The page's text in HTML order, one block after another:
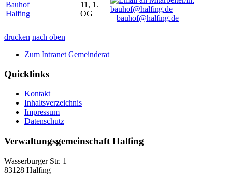
Bauhof
Halfing
11, 1.
OG
bauhof@halfing.de
drucken nach oben
Zum Intranet Gemeinderat
Quicklinks
Kontakt
Inhaltsverzeichnis
Impressum
Datenschutz
Verwaltungsgemeinschaft Halfing
Wasserburger Str. 1
83128 Halfing